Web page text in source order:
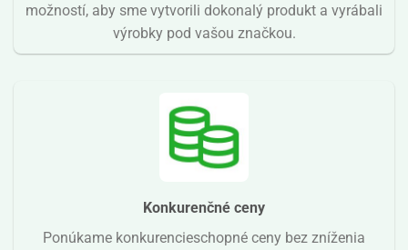
možností, aby sme vytvorili dokonalý produkt a vyrábali
výrobky pod vašou značkou.
Konkurenčné ceny
Ponúkame konkurencieschopné ceny bez zníženia